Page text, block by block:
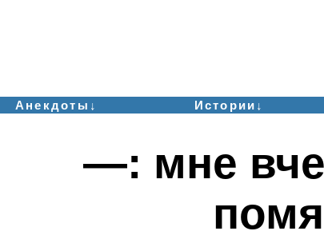
Анекдоты↓ Истории↓
—: мне